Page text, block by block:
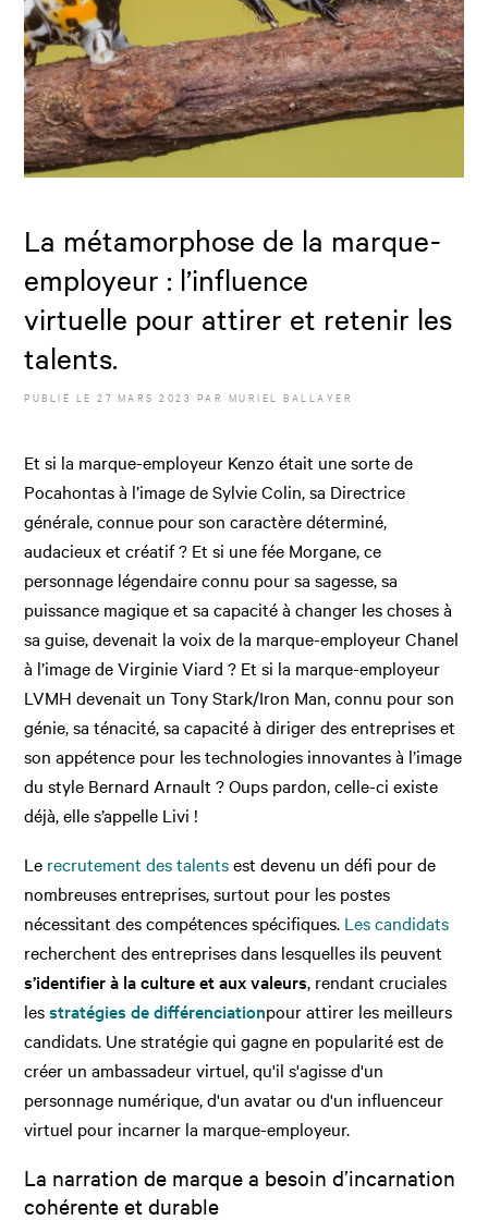
La métamorphose de la marque-
employeur : l’influence
virtuelle pour attirer et retenir les
talents.
PUBLIÉ LE27 MARS 2023 PAR MURIEL BALLAYER
Et si la marque-employeur Kenzo était une sorte de
Pocahontas à l’image de Sylvie Colin, sa Directrice
générale, connue pour son caractère déterminé,
audacieux et créatif ? Et si une fée Morgane, ce
personnage légendaire connu pour sa sagesse, sa
puissance magique et sa capacité à changer les choses à
sa guise, devenait la voix de la marque-employeur Chanel
à l’image de Virginie Viard ? Et si la marque-employeur
LVMH devenait un Tony Stark/Iron Man, connu pour son
génie, sa ténacité, sa capacité à diriger des entreprises et
son appétence pour les technologies innovantes à l’image
du style Bernard Arnault ? Oups pardon, celle-ci existe
déjà, elle s’appelle Livi !
Le recrutement des talentsest devenu un défi pour de
nombreuses entreprises, surtout pour les postes
nécessitant des compétences spécifiques. Les candidats
recherchent des entreprises dans lesquelles ils peuvent
s’identifier à la culture et aux valeurs, rendant cruciales
lesstratégies de différenciationpour attirer les meilleurs
candidats. Une stratégie qui gagne en popularité est de
créer un ambassadeur virtuel, qu'il s'agisse d'un
personnage numérique, d'un avatar ou d'un influenceur
virtuel pour incarner la marque-employeur.
La narration de marque a besoin d’incarnation
cohérente et durable